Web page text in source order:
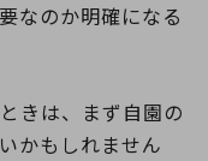
なのか明確になる
きは、まず自園の
かもしれません